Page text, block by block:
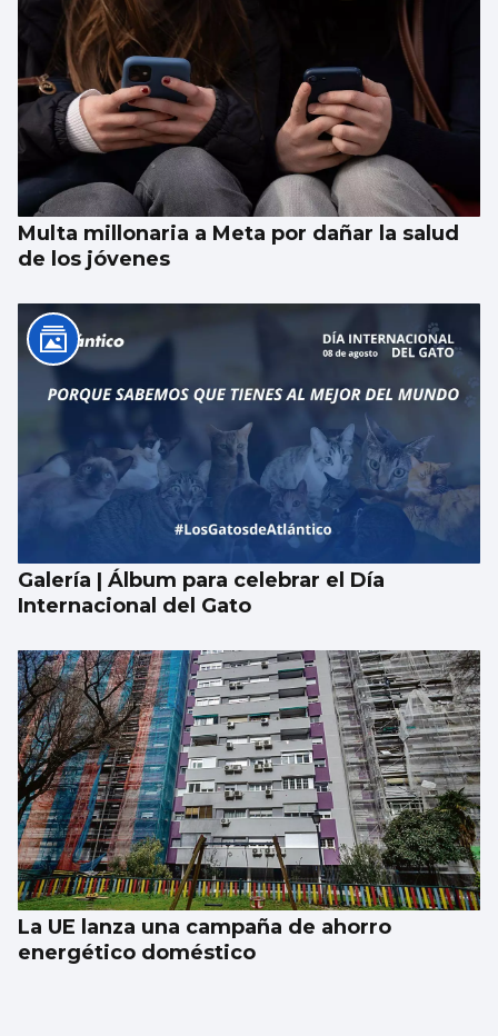
Multa millonaria a Meta por dañar la salud
de los jóvenes
Galería | Álbum para celebrar el Día
Internacional del Gato
La UE lanza una campaña de ahorro
energético doméstico